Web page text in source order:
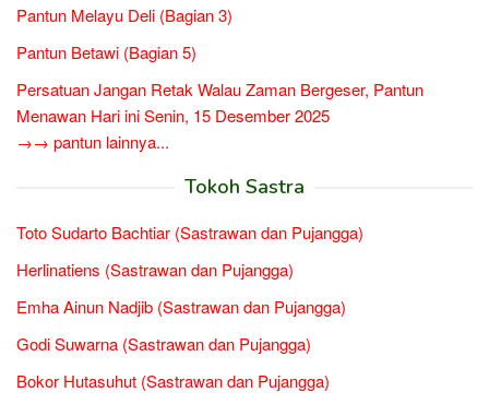
Pantun Melayu Deli (Bagian 3)
Pantun Betawi (Bagian 5)
Persatuan Jangan Retak Walau Zaman Bergeser, Pantun
Menawan Hari ini Senin, 15 Desember 2025
→→ pantun lainnya...
Tokoh Sastra
Toto Sudarto Bachtiar (Sastrawan dan Pujangga)
Herlinatiens (Sastrawan dan Pujangga)
Emha Ainun Nadjib (Sastrawan dan Pujangga)
Godi Suwarna (Sastrawan dan Pujangga)
Bokor Hutasuhut (Sastrawan dan Pujangga)